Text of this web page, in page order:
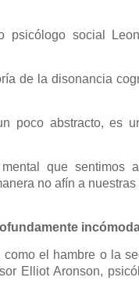
psicólogo social
de la disonancia
poco abstracto, es
que sentimos
no afín a
el hambre o la
Elliot Aronson,